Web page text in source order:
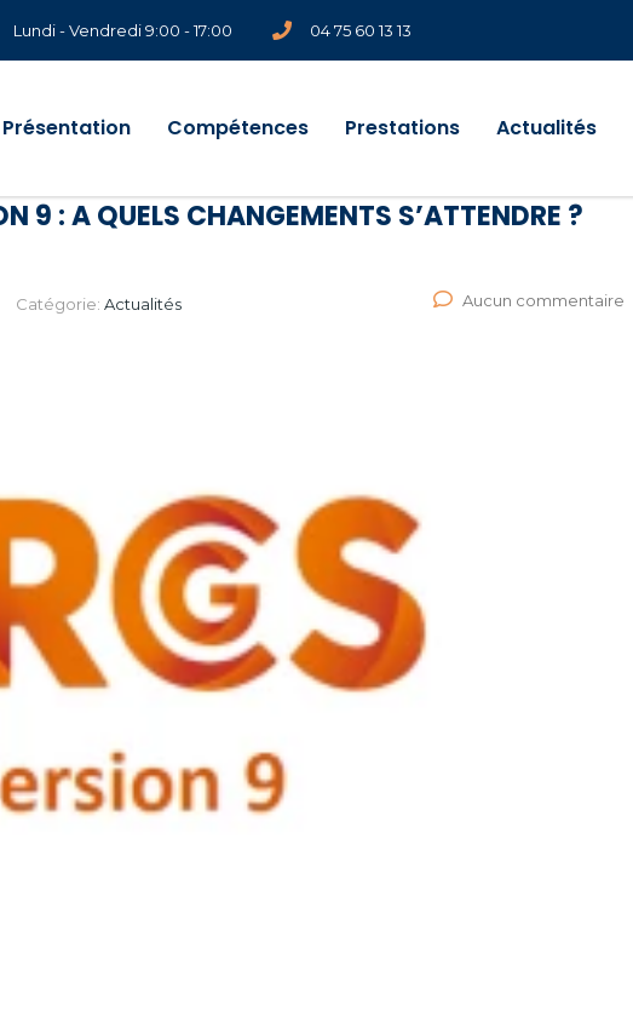
Lundi - Vendredi 9:00 - 17:00 04 75 60 13 13
Présentation Compétences Prestations Actualités
9 : A QUELS CHANGEMENTS S’ATTENDRE ?
Catégorie: Actualités Aucun commentaire